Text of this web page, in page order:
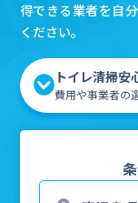
得できる業者を自
ください。
トイレ清掃安
費用や事業者の